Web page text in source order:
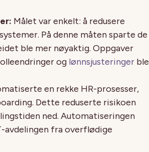
Målet var enkelt: å redusere
På denne måten sparte de
ble mer nøyaktig. Oppgaver
og lønnsjusteringer ble
en rekke HR-prosesser,
Dette reduserte risikoen
ned. Automatiseringen
fra overflødige